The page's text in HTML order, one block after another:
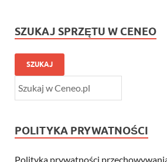
SZUKAJ SPRZĘTU W CENEO
SZUKAJ
POLITYKA PRYWATNOŚCI
Polityka prywatności